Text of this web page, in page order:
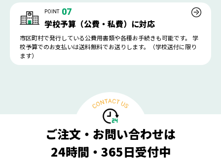
POINT 07
学校予算（公費・私費）に対応
市区町村で発行している公費用書類や各種お手続きも可能です。 学
校予算でのお支払いは送料無料でお送りします。（学校送付に限り
ます）
ご注文・お問い合わせは
24時間・365日受付中